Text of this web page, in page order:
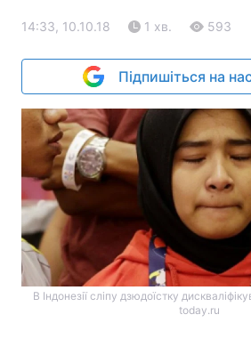
14:33, 10.10.18 1 хв. 593
Підпишіться на
В Індонезії сліпу дзюдоїстку
today.ru